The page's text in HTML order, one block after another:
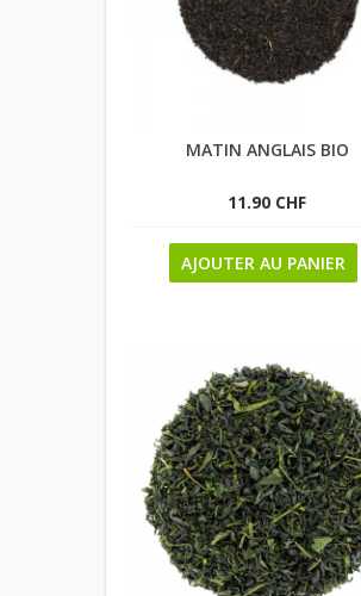
MATIN ANGLAIS BIO
11.90 CHF
AJOUTER AU PANIER